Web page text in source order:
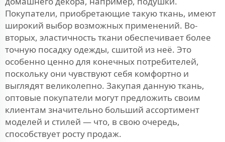
Покупатели, приобретающие такую ткань, имеют
широкий выбор возможных применений. Во-
вторых, эластичность ткани обеспечивает более
точную посадку одежды, сшитой из неё. Это
особенно ценно для конечных потребителей,
поскольку они чувствуют себя комфортно и
выглядят великолепно. Закупая данную ткань,
оптовые покупатели могут предложить своим
клиентам значительно больший ассортимент
моделей и стилей — что, в свою очередь,
способствует росту продаж.